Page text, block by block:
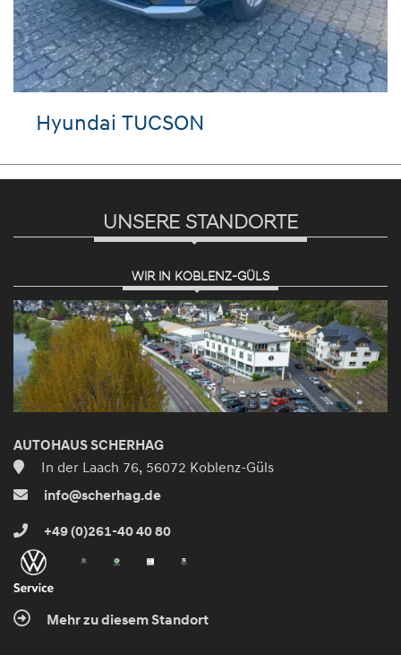
Hyundai TUCSON
UNSERE STANDORTE
WIR IN KOBLENZ-GÜLS
AUTOHAUS SCHERHAG
In der Laach 76, 56072 Koblenz-Güls
info@scherhag.de
+49 (0)261-40 40 80
Mehr zu diesem Standort